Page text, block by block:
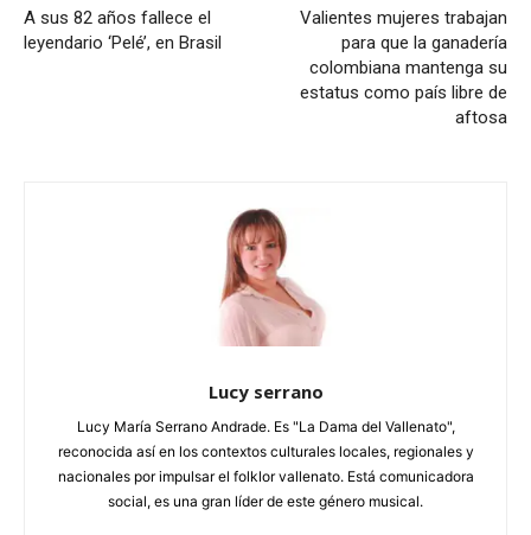
A sus 82 años fallece el
leyendario ‘Pelé’, en Brasil
Valientes mujeres trabajan
para que la ganadería
colombiana mantenga su
estatus como país libre de
aftosa
Lucy serrano
Lucy María Serrano Andrade. Es "La Dama del Vallenato",
reconocida así en los contextos culturales locales, regionales y
nacionales por impulsar el folklor vallenato. Está comunicadora
social, es una gran líder de este género musical.